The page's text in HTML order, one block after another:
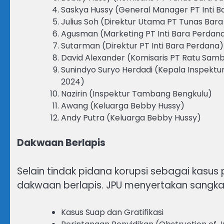
Saskya Hussy (General Manager PT Inti
Julius Soh (Direktur Utama PT Tunas
Agusman (Marketing PT Inti Bara
Sutarman (Direktur PT Inti Bara Perdana)
David Alexander (Komisaris PT Ratu
Sunindyo Suryo Herdadi (Kepala
2024)
Nazirin (Inspektur Tambang Bengkulu)
Awang (Keluarga Bebby Hussy)
Andy Putra (Keluarga Bebby Hussy)
Dakwaan Berlapis
Selain tindak pidana korupsi sebagai
dakwaan berlapis. JPU menyertakan
Kasus Suap dan Gratifikasi